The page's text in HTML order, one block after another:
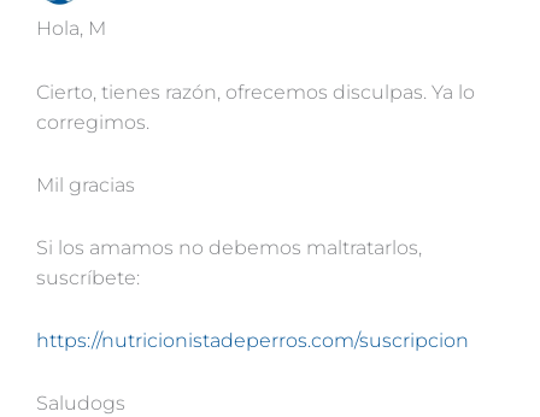
Hola, M
Cierto, tienes razón, ofrecemos disculpas. Ya lo
corregimos.
Mil gracias
Si los amamos no debemos maltratarlos,
suscríbete:
https://nutricionistadeperros.com/suscripcion
Saludogs